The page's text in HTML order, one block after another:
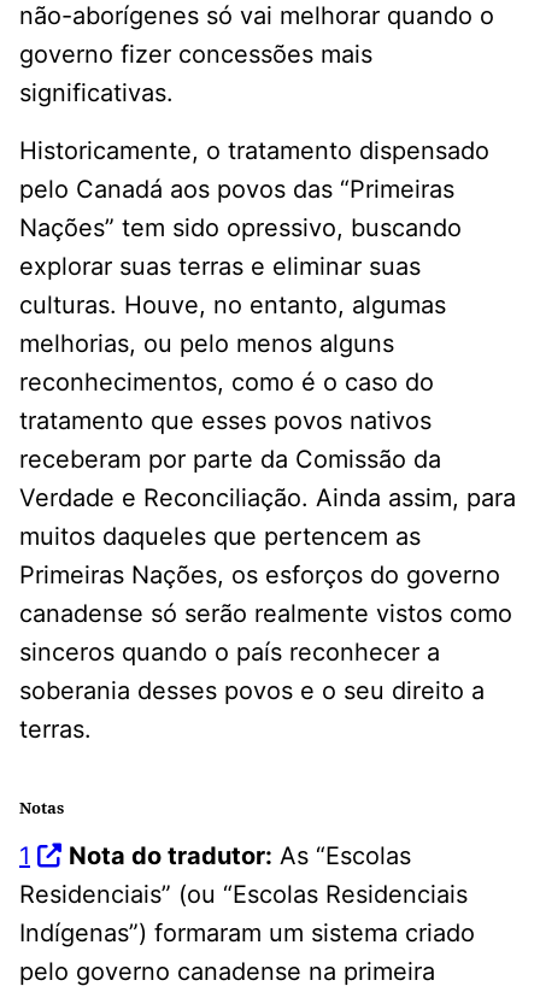
não-aborígenes só vai melhorar quando o
governo fizer concessões mais
significativas.
Historicamente, o tratamento dispensado
pelo Canadá aos povos das “Primeiras
Nações” tem sido opressivo, buscando
explorar suas terras e eliminar suas
culturas. Houve, no entanto, algumas
melhorias, ou pelo menos alguns
reconhecimentos, como é o caso do
tratamento que esses povos nativos
receberam por parte da Comissão da
Verdade e Reconciliação. Ainda assim, para
muitos daqueles que pertencem as
Primeiras Nações, os esforços do governo
canadense só serão realmente vistos como
sinceros quando o país reconhecer a
soberania desses povos e o seu direito a
terras.
Notas
1 Nota do tradutor: As “Escolas
Residenciais” (ou “Escolas Residenciais
Indígenas”) formaram um sistema criado
pelo governo canadense na primeira